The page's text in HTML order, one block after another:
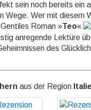
sein noch bereits ein
Wege. Wer mit diesem
Roman »Teo«
an­regen­de Lek­türe
des
aus der Region
zu